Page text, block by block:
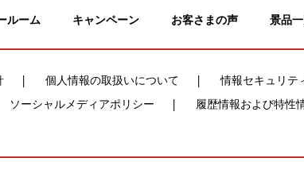
ルーム キャンペーン お客さまの声 景品
個人情報の取扱いについて 情報セキュリテ
ソーシャルメディアポリシー 履歴情報および特性